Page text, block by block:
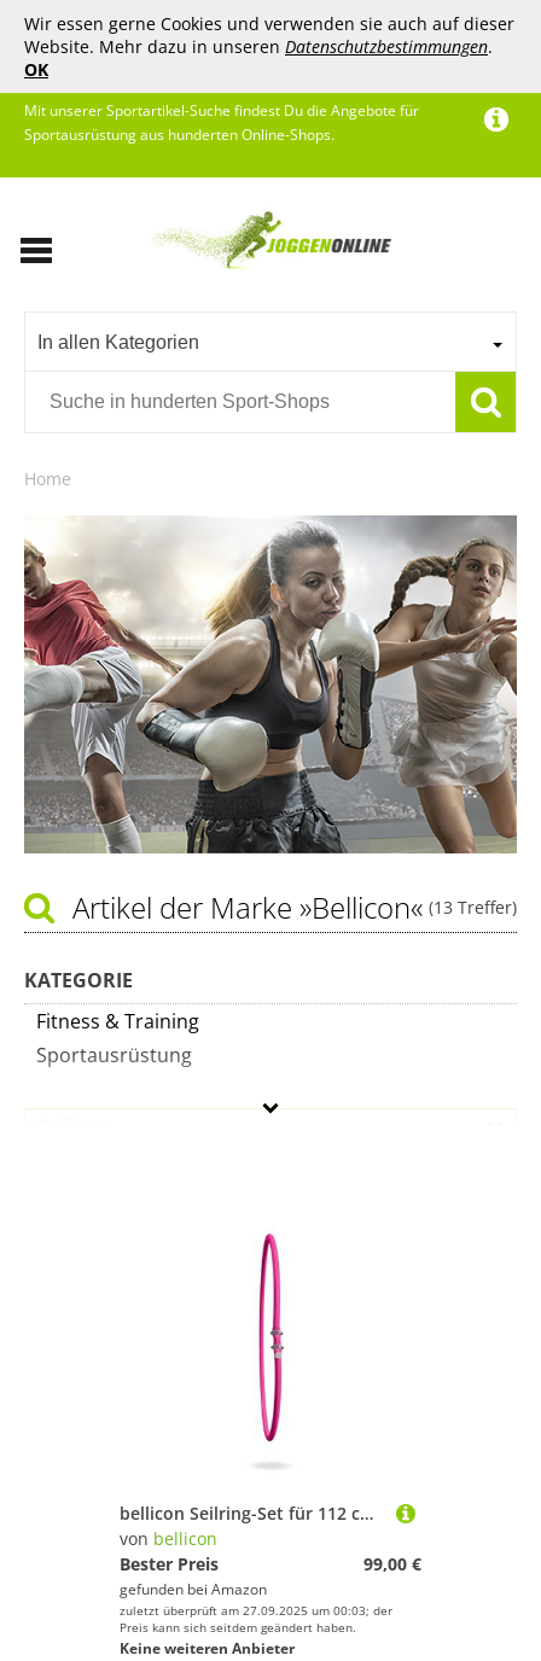
Wir essen gerne Cookies und verwenden sie auch auf dieser
Website. Mehr dazu in unseren Datenschutzbestimmungen.
OK
Mit unserer Sportartikel-Suche findest Du die Angebote für
Sportausrüstung aus hunderten Online-Shops.
In allen Kategorien
Home
(13 Treffer)
Artikel der Marke »Bellicon«
KATEGORIE
Fitness & Training
Sportausrüstung
bellicon Seilring-Set für 112 cm Rebounder (Pink – Stark, bis 120 kg) | 36 Original Naturkautschuk Seilringe
von bellicon
Bester Preis
99,00 €
gefunden bei Amazon
zuletzt überprüft am 27.09.2025 um 00:03; der
Preis kann sich seitdem geändert haben.
Keine weiteren Anbieter